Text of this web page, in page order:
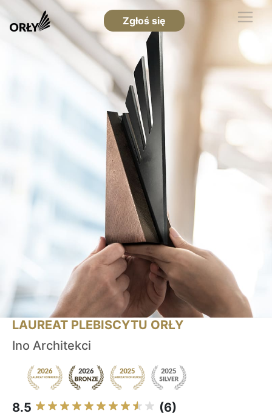
Zgłoś się
LAUREAT PLEBISCYTU ORŁY
Ino Architekci
8.5 (6)